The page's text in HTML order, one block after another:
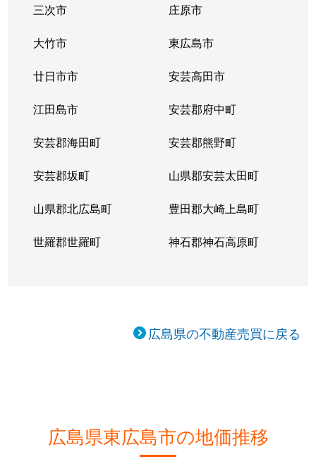
三次市 庄原市
大竹市 東広島市
廿日市市 安芸高田市
江田島市 安芸郡府中町
安芸郡海田町 安芸郡熊野町
安芸郡坂町 山県郡安芸太田町
山県郡北広島町 豊田郡大崎上島町
世羅郡世羅町 神石郡神石高原町
広島県の不動産売買に戻る
広島県東広島市の地価推移